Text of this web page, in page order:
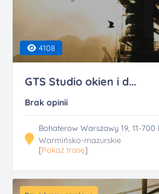
4108
GTS Studio okien i d...
Brak opinii
Bohaterow Warszawy 19, 11-
Warmińsko-mazurskie
[Pokaż trasę]